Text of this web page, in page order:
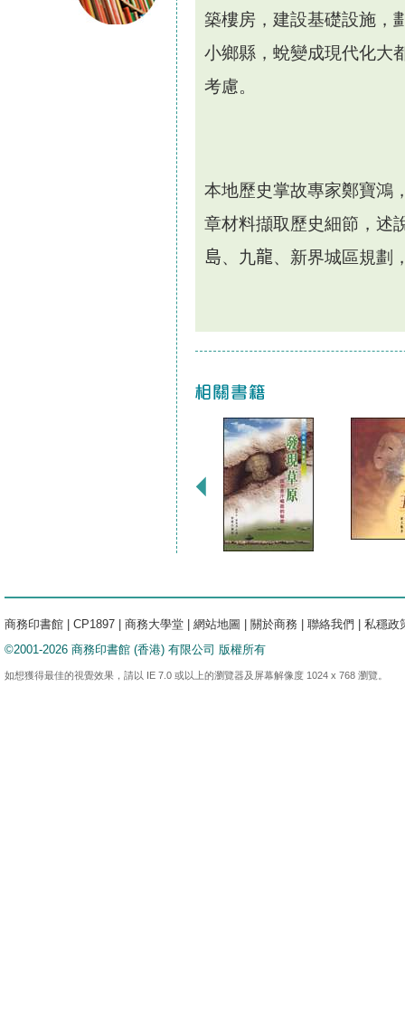
築樓房，建設基礎設施，
小鄉縣，蛻變成現代化大
考慮。
本地歷史掌故專家鄭寶鴻
章材料擷取歷史細節，述
島、九龍、新界城區規劃
商務印書館 CP1897 商務大學堂 網站地圖 關於商務 聯絡我們
私穩政
©2001-2026 商務印書館 (香港) 有限公司 版權所有
如想獲得最佳的視覺效果，請以 IE 7.0 或以上的瀏覽器及屏幕解像度 1024 x 768 瀏覽。